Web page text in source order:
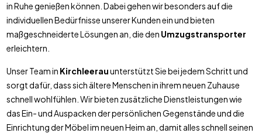
in Ruhe genießen können. Dabei gehen wir besonders auf die
individuellen Bedürfnisse unserer Kunden ein und bieten
maßgeschneiderte Lösungen an, die den Umzugstransporter
erleichtern.
Unser Team in Kirchleerauunterstützt Sie bei jedem Schritt und
sorgt dafür, dass sich ältere Menschen in ihrem neuen Zuhause
schnell wohlfühlen. Wir bieten zusätzliche Dienstleistungen wie
das Ein- und Auspacken der persönlichen Gegenstände und die
Einrichtung der Möbel im neuen Heim an, damit alles schnell seinen